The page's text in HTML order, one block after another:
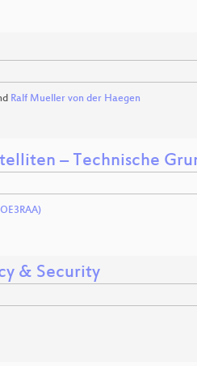
Ralf Mueller von der Haegen
– Technische
& Security